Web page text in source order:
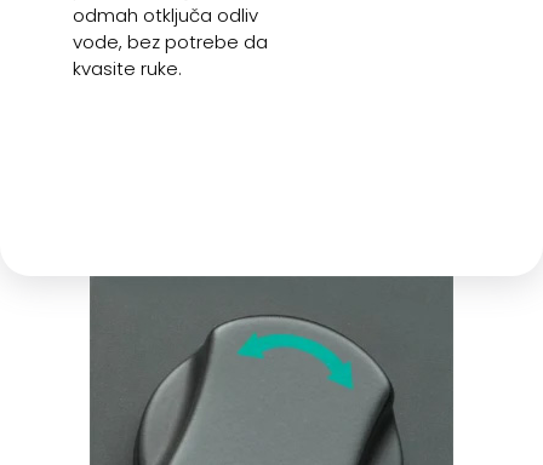
odmah otključa odliv
vode, bez potrebe da
kvasite ruke.